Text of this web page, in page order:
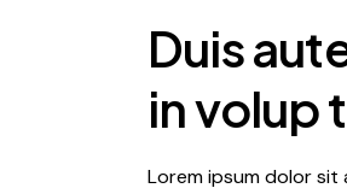
Duis
in volup
Lorem ipsum dolor sit